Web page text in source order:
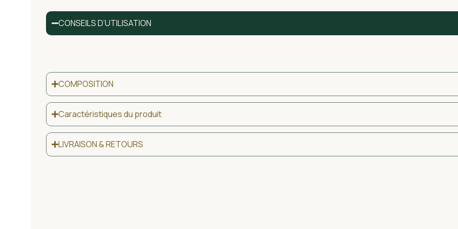
CONSEILS D’UTILISATION
COMPOSITION
Caractéristiques du produit
LIVRAISON & RETOURS